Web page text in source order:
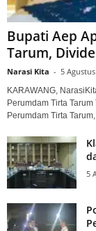
Bupati Aep
Tarum,
Narasi Kita - 5
KARAWANG,
Perumdam Tirta
Perumdam Tirta
5